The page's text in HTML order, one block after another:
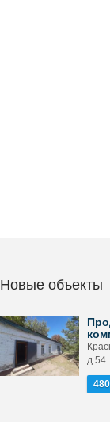
Новые объекты
д.54